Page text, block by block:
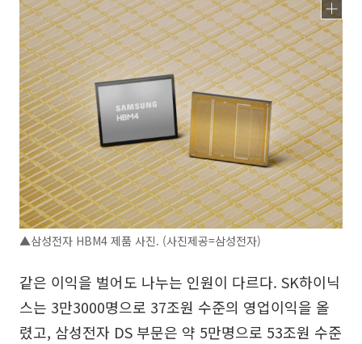
▲삼성전자 HBM4 제품 사진. (사진제공=삼성전자)
같은 이익을 벌어도 나누는 인원이 다르다. SK하이닉
스는 3만3000명으로 37조원 수준의 영업이익을 올
렸고, 삼성전자 DS 부문은 약 5만명으로 53조원 수준